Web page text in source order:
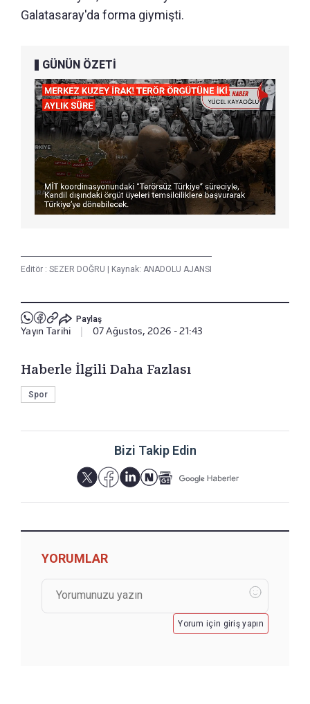
Galatasaray'da forma giymişti.
GÜNÜN ÖZETİ
Editör : SEZER DOĞRU Kaynak: ANADOLU AJANSI
Paylaş
Yayın Tarihi 07 Ağustos, 2026 - 21:43
Haberle İlgili Daha Fazlası
Spor
Bizi Takip Edin
YORUMLAR
Yorum için giriş yapın